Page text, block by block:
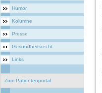
Humor
Kolumne
Presse
Gesundheitsrecht
Links
Zum Patientenportal